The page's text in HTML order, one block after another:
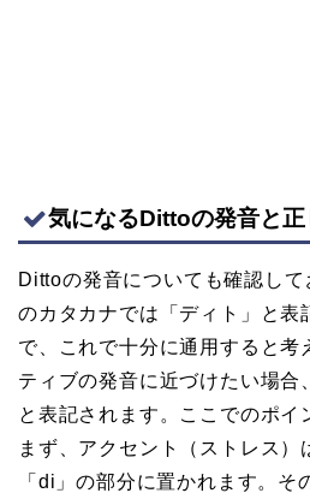
気になるDittoの発音と
Dittoの発音についても確認し
のカタカナでは「ディト」と表
で、これで十分に通用すると考
ティブの発音に近づけたい場合
と表記されます。ここでのポイ
まず、アクセント（ストレス）
「di」の部分に置かれます。そ